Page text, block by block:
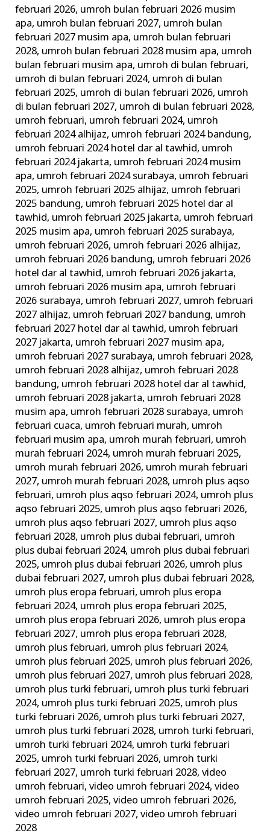
februari 2026, umroh bulan februari 2026 musim
apa, umroh bulan februari 2027, umroh bulan
februari 2027 musim apa, umroh bulan februari
2028, umroh bulan februari 2028 musim apa, umroh
bulan februari musim apa, umroh di bulan februari,
umroh di bulan februari 2024, umroh di bulan
februari 2025, umroh di bulan februari 2026, umroh
di bulan februari 2027, umroh di bulan februari 2028,
umroh februari, umroh februari 2024, umroh
februari 2024 alhijaz, umroh februari 2024 bandung,
umroh februari 2024 hotel dar al tawhid, umroh
februari 2024 jakarta, umroh februari 2024 musim
apa, umroh februari 2024 surabaya, umroh februari
2025, umroh februari 2025 alhijaz, umroh februari
2025 bandung, umroh februari 2025 hotel dar al
tawhid, umroh februari 2025 jakarta, umroh februari
2025 musim apa, umroh februari 2025 surabaya,
umroh februari 2026, umroh februari 2026 alhijaz,
umroh februari 2026 bandung, umroh februari 2026
hotel dar al tawhid, umroh februari 2026 jakarta,
umroh februari 2026 musim apa, umroh februari
2026 surabaya, umroh februari 2027, umroh februari
2027 alhijaz, umroh februari 2027 bandung, umroh
februari 2027 hotel dar al tawhid, umroh februari
2027 jakarta, umroh februari 2027 musim apa,
umroh februari 2027 surabaya, umroh februari 2028,
umroh februari 2028 alhijaz, umroh februari 2028
bandung, umroh februari 2028 hotel dar al tawhid,
umroh februari 2028 jakarta, umroh februari 2028
musim apa, umroh februari 2028 surabaya, umroh
februari cuaca, umroh februari murah, umroh
februari musim apa, umroh murah februari, umroh
murah februari 2024, umroh murah februari 2025,
umroh murah februari 2026, umroh murah februari
2027, umroh murah februari 2028, umroh plus aqso
februari, umroh plus aqso februari 2024, umroh plus
aqso februari 2025, umroh plus aqso februari 2026,
umroh plus aqso februari 2027, umroh plus aqso
februari 2028, umroh plus dubai februari, umroh
plus dubai februari 2024, umroh plus dubai februari
2025, umroh plus dubai februari 2026, umroh plus
dubai februari 2027, umroh plus dubai februari 2028,
umroh plus eropa februari, umroh plus eropa
februari 2024, umroh plus eropa februari 2025,
umroh plus eropa februari 2026, umroh plus eropa
februari 2027, umroh plus eropa februari 2028,
umroh plus februari, umroh plus februari 2024,
umroh plus februari 2025, umroh plus februari 2026,
umroh plus februari 2027, umroh plus februari 2028,
umroh plus turki februari, umroh plus turki februari
2024, umroh plus turki februari 2025, umroh plus
turki februari 2026, umroh plus turki februari 2027,
umroh plus turki februari 2028, umroh turki februari,
umroh turki februari 2024, umroh turki februari
2025, umroh turki februari 2026, umroh turki
februari 2027, umroh turki februari 2028,video
umroh februari,video umroh februari 2024,video
umroh februari 2025,video umroh februari 2026,
video umroh februari 2027,video umroh februari
2028